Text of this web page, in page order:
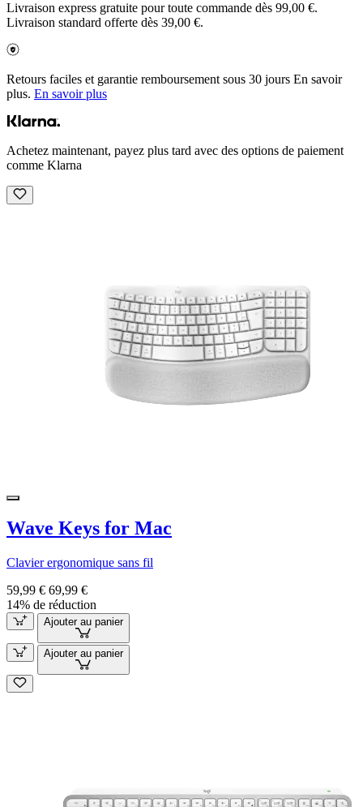
Livraison express gratuite pour toute commande dès 99,00 €.
Livraison standard offerte dès 39,00 €.
Retours faciles et garantie remboursement sous 30 jours En savoir
plus. En savoir plus
Achetez maintenant, payez plus tard avec des options de paiement
comme Klarna
Wave Keys for Mac
Clavier ergonomique sans fil
59,99 € 69,99 €
14% de réduction
Ajouter au panier
Ajouter au panier